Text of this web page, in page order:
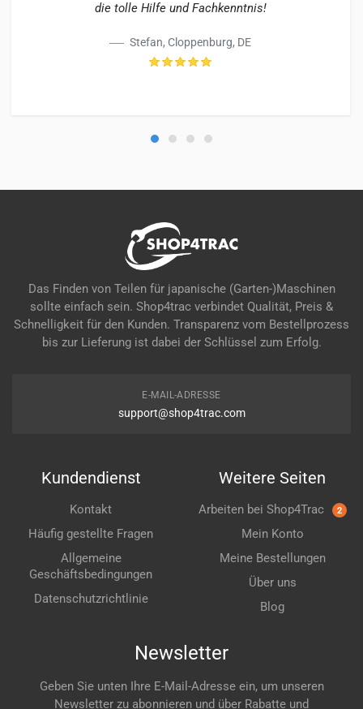
die tolle Hilfe und Fachkenntnis!
Stefan, Cloppenburg, DE
Das Finden von Teilen für japanische (Garten-)Maschinen
sollte einfach sein. Shop4trac verbindet Qualität, Preis &
Schnelligkeit für den Kunden. Transparenz vom Bestellprozess
bis zur Lieferung ist dabei der Schlüssel zum Erfolg.
E-MAIL-ADRESSE
support@shop4trac.com
Kundendienst
Kontakt
Häufig gestellte Fragen
Allgemeine
Geschäftsbedingungen
Datenschutzrichtlinie
Weitere Seiten
Arbeiten bei Shop4Trac 2
Mein Konto
Meine Bestellungen
Über uns
Blog
Newsletter
Geben Sie unten Ihre E-Mail-Adresse ein, um unseren
Newsletter zu abonnieren und über Rabatte und